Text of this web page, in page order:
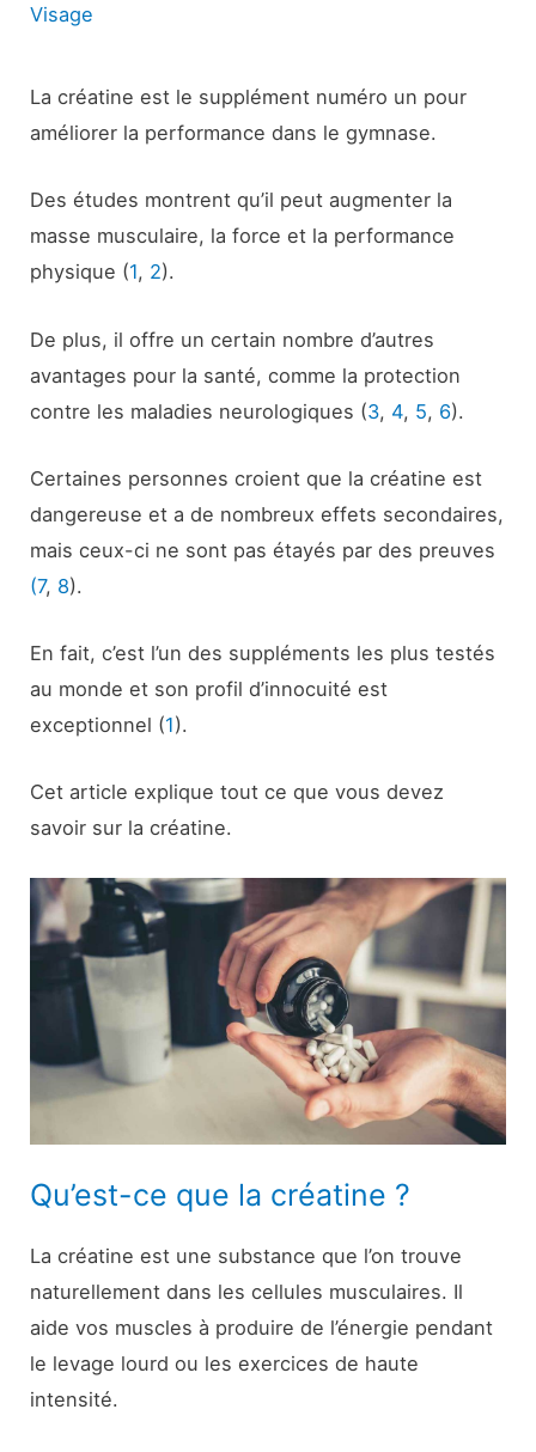
Visage
La créatine est le supplément numéro un pour
améliorer la performance dans le gymnase.
Des études montrent qu’il peut augmenter la
masse musculaire, la force et la performance
physique (1, 2).
De plus, il offre un certain nombre d’autres
avantages pour la santé, comme la protection
contre les maladies neurologiques (3, 4, 5, 6).
Certaines personnes croient que la créatine est
dangereuse et a de nombreux effets secondaires,
mais ceux-ci ne sont pas étayés par des preuves
(7, 8).
En fait, c’est l’un des suppléments les plus testés
au monde et son profil d’innocuité est
exceptionnel (1).
Cet article explique tout ce que vous devez
savoir sur la créatine.
Qu’est-ce que la créatine ?
La créatine est une substance que l’on trouve
naturellement dans les cellules musculaires. Il
aide vos muscles à produire de l’énergie pendant
le levage lourd ou les exercices de haute
intensité.